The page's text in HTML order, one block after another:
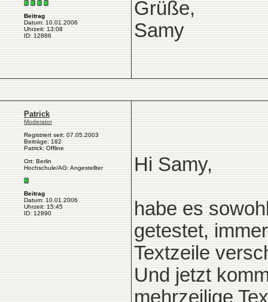
Beitrag
Datum: 10.01.2006
Uhrzeit: 13:08
ID: 12886
Grüße,
Samy
Patrick
Moderator
Registriert seit: 07.05.2003
Beiträge: 182
Patrick: Offline
Ort: Berlin
Hochschule/AG: Angestellter
Beitrag
Datum: 10.01.2006
Uhrzeit: 15:45
ID: 12890
Hi Samy,
habe es
getestet,
Textzeile
Und jetzt
mehrzeilige